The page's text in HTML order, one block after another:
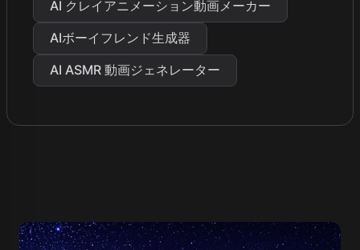
AI クレイアニメーション動画メーカー
AIボーイフレンド生成器
AI ASMR 動画ジェネレーター